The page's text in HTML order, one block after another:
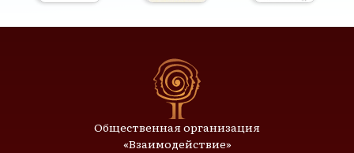
Общественная организация
«Взаимодействие»